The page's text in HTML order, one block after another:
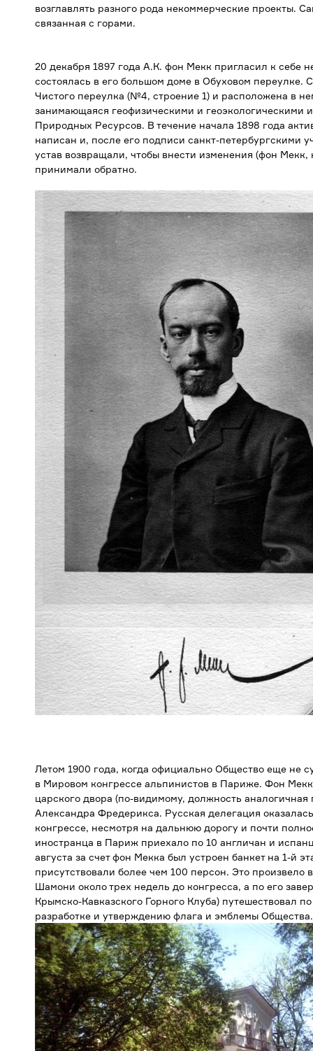
возглавлять разного рода некоммерческие проекты.
связанная с горами.
20 декабря 1897 года А.К. фон Мекк пригласил к себе
состоялась в его большом доме в Обуховом переулке.
Чистого переулка (№4, строение 1) и расположена в
занимающаяся геофизическими и геоэкологическими
Природных Ресурсов. В течение начала 1898 года
написан и, после его подписи санкт-петербургскими
устав возвращали, чтобы внести изменения (фон Мекк,
принимали обратно.
Летом 1900 года, когда официально Общество еще не
в Мировом конгрессе альпинистов в Париже. Фон
царского двора (по-видимому, должность
Александра Фредерикса. Русская делегация
конгрессе, несмотря на дальнюю дорогу и почти
иностранца в Париж приехало по 10 англичан и
августа за счет фон Мекка был устроен банкет на 1-й
присутствовали более чем 100 персон. Это произвело
Шамони около трех недель до конгресса, а по его
Крымско-Кавказского Горного Клуба) путешествовал
разработке и утверждению флага и эмблемы Общества.